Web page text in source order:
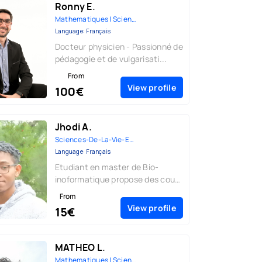
Ronny E.
Mathematiques | Sciences-Physi...
Language: Français
Docteur physicien - Passionné de
pédagogie et de vulgarisati...
From
100€ View profile
Jhodi A.
Sciences-De-La-Vie-Et-De-La-Te...
Language: Français
Etudiant en master de Bio-
inoformatique propose des cours
de...
From
15€ View profile
MATHEO L.
Mathematiques | Sciences-Physi...